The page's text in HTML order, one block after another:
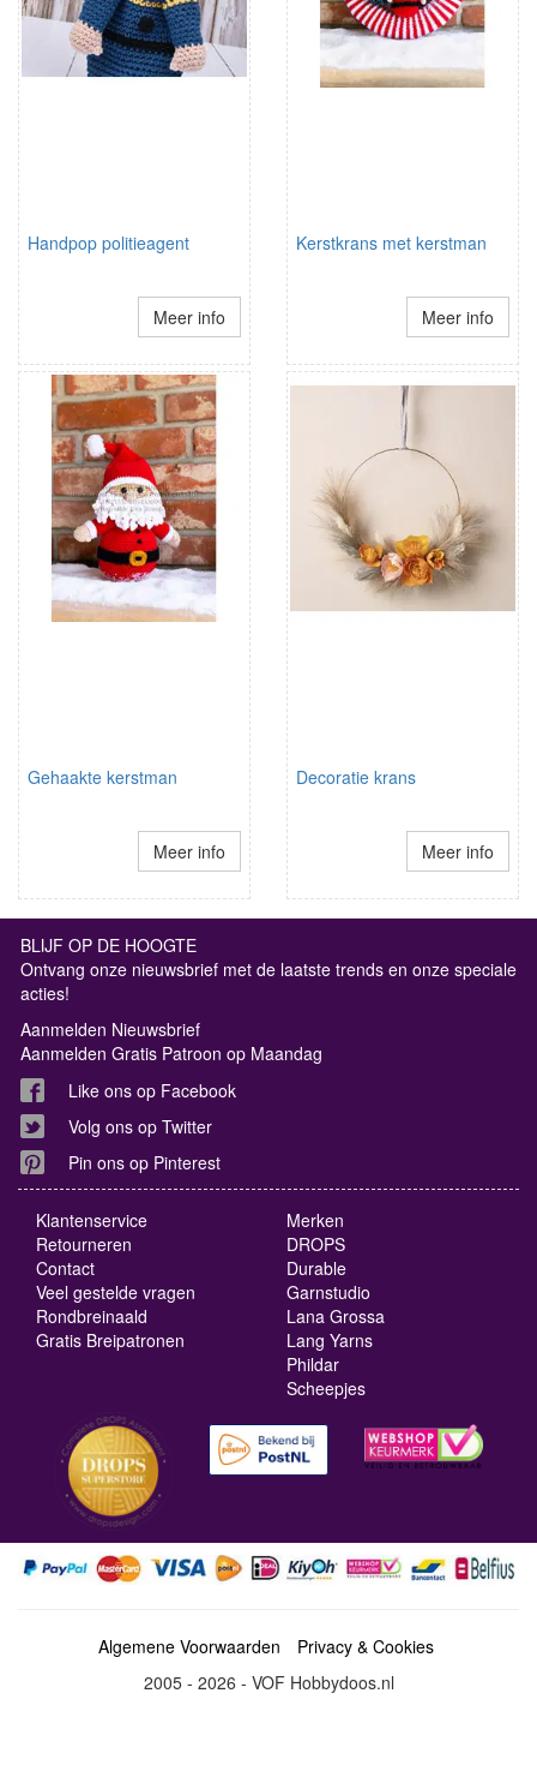
Handpop politieagent
Meer info
Kerstkrans met kerstman
Meer info
Gehaakte kerstman
Meer info
Decoratie krans
Meer info
BLIJF OP DE HOOGTE
Ontvang onze nieuwsbrief met de laatste trends en onze speciale
acties!
Aanmelden Nieuwsbrief
Aanmelden Gratis Patroon op Maandag
Like ons op Facebook
Volg ons op Twitter
Pin ons op Pinterest
Klantenservice
Retourneren
Contact
Veel gestelde vragen
Rondbreinaald
Gratis Breipatronen
Merken
DROPS
Durable
Garnstudio
Lana Grossa
Lang Yarns
Phildar
Scheepjes
Algemene Voorwaarden
Privacy & Cookies
2005 - 2026 - VOF Hobbydoos.nl